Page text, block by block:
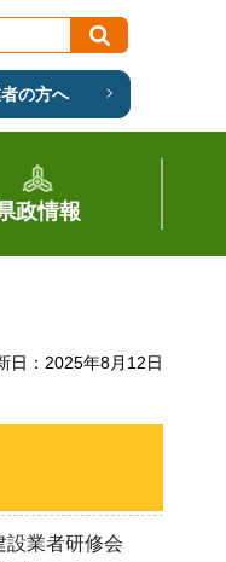
の方へ
政情報
日：2025年8月12日
設業者研修会